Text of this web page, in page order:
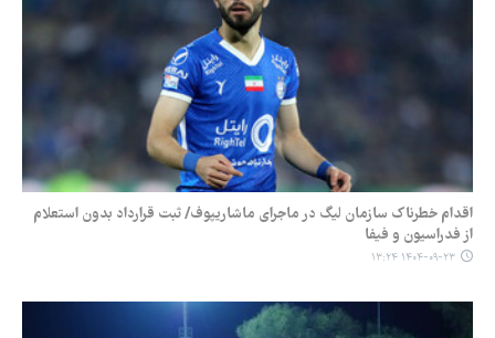
اقدام خطرناک سازمان لیگ در ماجرای ماشاریپوف/ ثبت قرارداد بدون استعلام
از فدراسیون و فیفا
۱۴۰۴-۰۹-۲۳ ۱۳:۲۴